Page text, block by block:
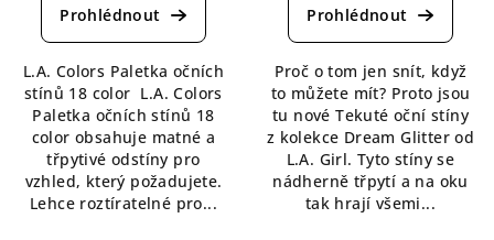
produktu
z
5
hvězdiček.
L.A. Colors Paletka očních
stínů 18 color L.A. Colors
Paletka očních stínů 18
color obsahuje matné a
třpytivé odstíny pro
vzhled, který požadujete.
Lehce roztíratelné pro...
produktu
z
5
hvězdiček.
Proč o tom jen snít, když
to můžete mít? Proto jsou
tu nové Tekuté oční stíny
z kolekce Dream Glitter od
L.A. Girl. Tyto stíny se
nádherně třpytí a na oku
tak hrají všemi...